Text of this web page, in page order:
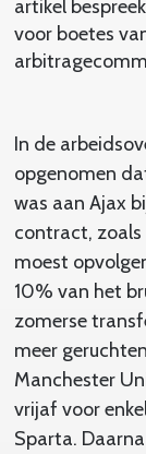
artikel
voor boetes
In de
opgenomen
was aan Ajax
contract,
moest
10% van het
zomerse
meer
Manchester
vrijaf voor
Sparta.